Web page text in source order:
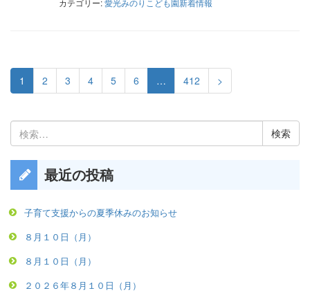
カテゴリー:愛光みのりこども園新着情報
1 2 3 4 5 6 … 412 >
検
索:
最近の投稿
子育て支援からの夏季休みのお知らせ
８月１０日（月）
８月１０日（月）
２０２６年８月１０日（月）